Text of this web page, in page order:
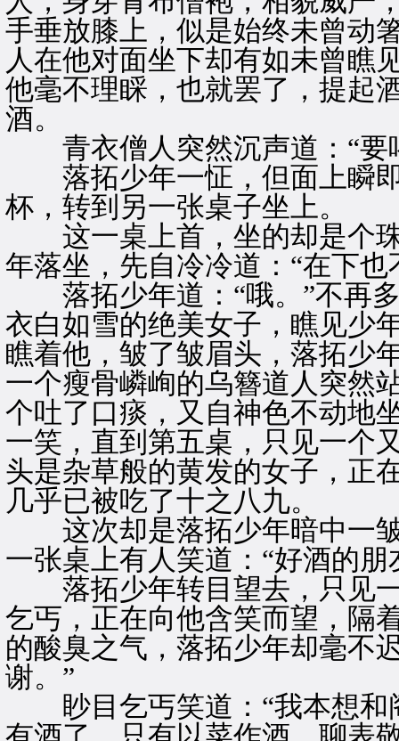
手垂放膝上，似是始终未曾动
人在他对面坐下却有如未曾瞧
他毫不理睬，也就罢了，提起
酒。
青衣僧人突然沉声道：“要
落拓少年一怔，但面上瞬即
杯，转到另一张桌子坐上。
这一桌上首，坐的却是个珠
年落坐，先自冷冷道：“在下也
落拓少年道：“哦。”不再多
衣白如雪的绝美女子，瞧见少
瞧着他，皱了皱眉头，落拓少
一个瘦骨嶙峋的乌簪道人突然
个吐了口痰，又自神色不动地
一笑，直到第五桌，只见一个
头是杂草般的黄发的女子，正
几乎已被吃了十之八九。
这次却是落拓少年暗中一皱
一张桌上有人笑道：“好酒的
落拓少年转目望去，只见一
乞丐，正在向他含笑而望，隔
的酸臭之气，落拓少年却毫不
谢。”
眇目乞丐笑道：“我本想和